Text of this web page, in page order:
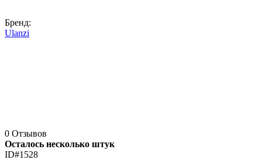
Бренд:
Ulanzi
0 Отзывов
Осталось несколько штук
ID#1528